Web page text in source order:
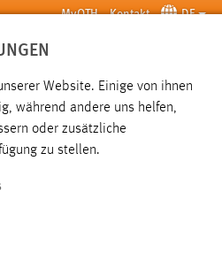
MyOTH Kontakt DE
SUCHE
Website. Einige von ihnen
während andere uns helfen,
oder zusätzliche
zu stellen.